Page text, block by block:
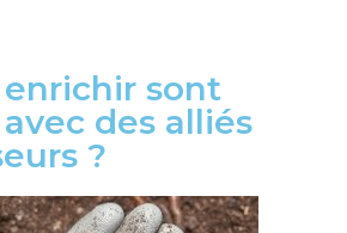
sont
des alliés
?